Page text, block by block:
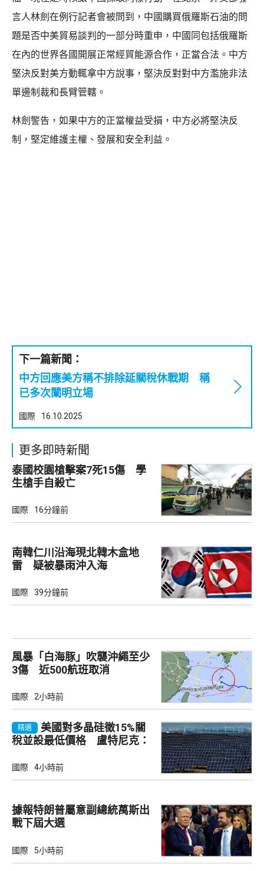
言人林劍在例行記者會被問到，中國購買俄羅斯石油的問
題是否中美貿易談判的一部分時重申，中國同包括俄羅斯
在內的世界各國開展正常經貿能源合作，正當合法。中方
堅決反對美方動輒拿中方說事，堅決反對對中方濫施非法
單邊制裁和長臂管轄。
林劍警告，如果中方的正當權益受損，中方必將堅決反
制，堅定維護主權、發展和安全利益。
下一篇新聞：
中方回應美方稱不排除延關稅休戰期 稱
已多次闡明立場
國際 16.10.2025
更多即時新聞
泰國校園槍擊案7死15傷 學
生槍手自殺亡
國際 16分鐘前
南韓仁川沿海現北韓木盒地
雷 疑被暴雨沖入海
國際 39分鐘前
風暴「白海豚」吹襲沖繩至少
3傷 近500航班取消
國際 2小時前
精選
美國對多晶硅徵15%關
稅並設最低價格 盧特尼克：
國際 4小時前
據報特朗普屬意副總統萬斯出
戰下屆大選
國際 5小時前